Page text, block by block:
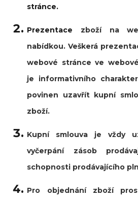
stránce.
Prezentace zboží na
nabídkou. Veškerá
webové stránce ve
je informativního
povinen uzavřít kupní
zboží.
Kupní smlouva je vždy
vyčerpání zásob
schopnosti prodávajícího
Pro objednání zboží